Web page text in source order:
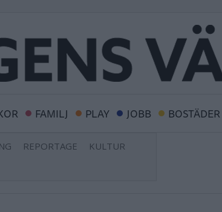
FAMILJ PLAY JOBB BOSTÄDER
REPORTAGE
KULTUR